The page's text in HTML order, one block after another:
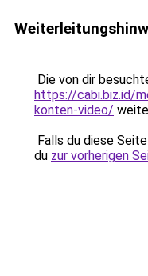
Die von dir
https://cabi.biz.id/
konten-video/
Falls du diese
du zur vorherigen